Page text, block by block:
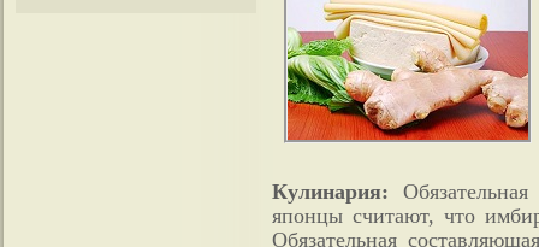
Кулинария:
японцы считают, что
Обязательная